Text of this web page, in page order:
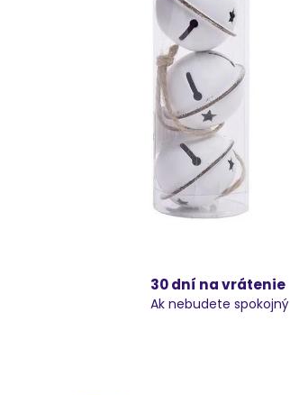
30 dní na vrátenie
Ak nebudete spokojný